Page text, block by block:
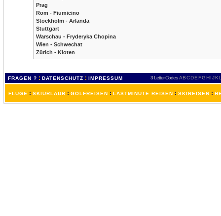
Prag
Rom - Fiumicino
Stockholm - Arlanda
Stuttgart
Warschau - Fryderyka Chopina
Wien - Schwechat
Zürich - Kloten
FRAGEN ? : DATENSCHUTZ : IMPRESSUM 3 Letter-Codes ABCDEFGH IJKL
FLÜGE : SKIURLAUB : GOLFREISEN : LASTMINUTE REISEN : SKIREISEN :